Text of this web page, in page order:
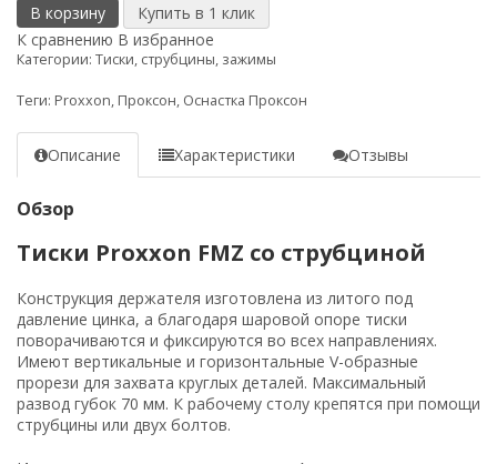
В корзину
К сравнению В избранное
Категории: Тиски, струбцины, зажимы
Теги: Proxxon, Проксон, Оснастка Проксон
Описание Характеристики Отзывы
Обзор
Тиски Proxxon FMZ со струбциной
Конструкция держателя изготовлена из литого под
давление цинка, а благодаря шаровой опоре тиски
поворачиваются и фиксируются во всех направлениях.
Имеют вертикальные и горизонтальные V-образные
прорези для захвата круглых деталей. Максимальный
развод губок 70 мм. К рабочему столу крепятся при помощи
струбцины или двух болтов.